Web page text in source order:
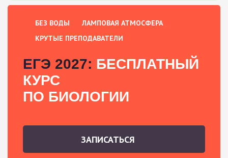
БЕЗ ВОДЫ
ЛАМПОВАЯ АТМОСФЕРА
КРУТЫЕ ПРЕПОДАВАТЕЛИ
ЕГЭ 2027: БЕСПЛАТНЫЙ
КУРС
ПО БИОЛОГИИ
ЗАПИСАТЬСЯ